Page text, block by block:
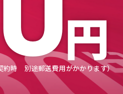
円
約時 別途郵送費用がかかります）